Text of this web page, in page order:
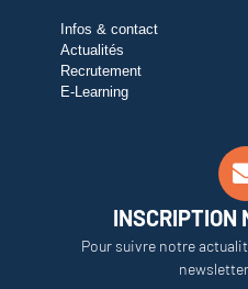
Infos & contact
Actualités
Recrutement
E-Learning
INSCRIPTION
Pour suivre notre